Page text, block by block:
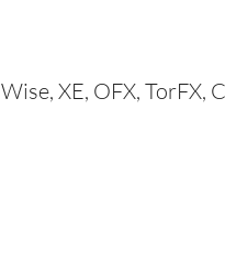
Wise, XE, OFX, TorFX,